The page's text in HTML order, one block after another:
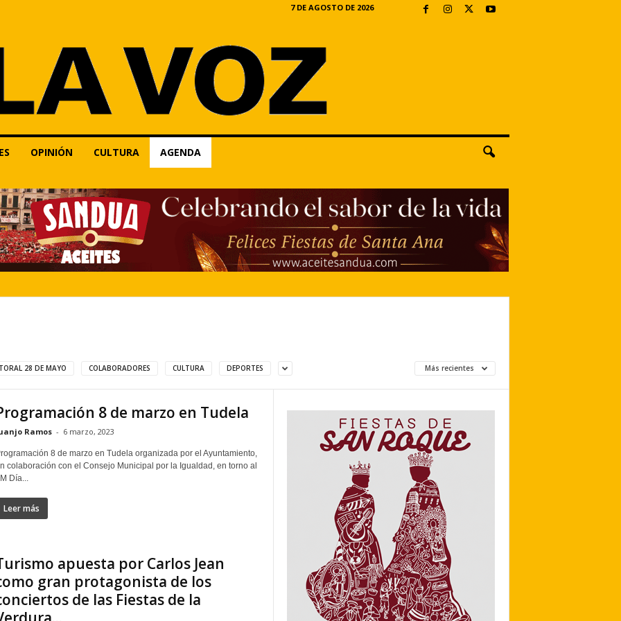
7 DE AGOSTO DE 2026
OPINIÓN CULTURA AGENDA
28 DE MAYO COLABORADORES CULTURA DEPORTES Más recientes
8 de marzo en Tudela
Ramos - 6 marzo, 2023
8 de marzo en Tudela organizada por el Ayuntamiento,
colaboración con el Consejo Municipal por la Igualdad, en torno al
Día...
Leer más
apuesta por Carlos Jean
gran protagonista de los
de las Fiestas de la